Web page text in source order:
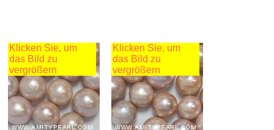
Klicken Sie, um
das Bild zu
vergrößern
Klicken Sie, um
das Bild zu
vergrößern